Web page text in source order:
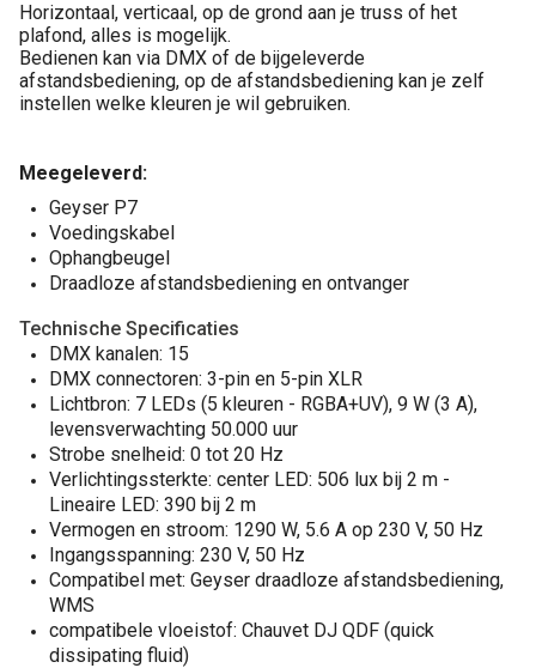
Horizontaal, verticaal, op de grond aan je truss of het
plafond, alles is mogelijk.
Bedienen kan via DMX of de bijgeleverde
afstandsbediening, op de afstandsbediening kan je zelf
instellen welke kleuren je wil gebruiken.
Meegeleverd:
Geyser P7
Voedingskabel
Ophangbeugel
Draadloze afstandsbediening en ontvanger
Technische Specificaties
DMX kanalen: 15
DMX connectoren: 3-pin en 5-pin XLR
Lichtbron: 7 LEDs (5 kleuren - RGBA+UV), 9 W (3 A),
levensverwachting 50.000 uur
Strobe snelheid: 0 tot 20 Hz
Verlichtingssterkte: center LED: 506 lux bij 2 m -
Lineaire LED: 390 bij 2 m
Vermogen en stroom: 1290 W, 5.6 A op 230 V, 50 Hz
Ingangsspanning: 230 V, 50 Hz
Compatibel met: Geyser draadloze afstandsbediening,
WMS
compatibele vloeistof: Chauvet DJ QDF (quick
dissipating fluid)